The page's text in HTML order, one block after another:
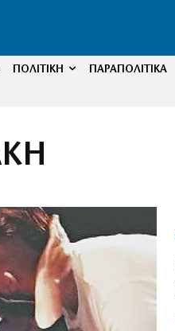
ΠΟΛΙΤΙΚΗ ΠΑΡΑΠΟΛΙΤΙΚΑ